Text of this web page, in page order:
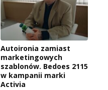
Autoironia zamiast
marketingowych
szablonów. Bedoes 2115
w kampanii marki
Activia